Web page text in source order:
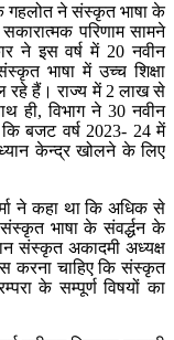
ने संस्कृत भाषा के
परिणाम सामने
ने इस वर्ष में 20 नवीन
भाषा में उच्च शिक्षा
रहे हैं। राज्य में 2 लाख से
ही, विभाग ने 30 नवीन
बजट वर्ष 2023- 24 में
केन्द्र खोलने के लिए
कहा था कि अधिक से
भाषा के संवर्द्धन के
संस्कृत अकादमी अध्यक्ष
करना चाहिए कि संस्कृत
के सम्पूर्ण विषयों का